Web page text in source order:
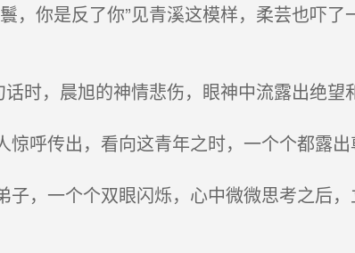
，你是反了你”见青溪这模样，柔芸也吓
时，晨旭的神情悲伤，眼神中流露出绝望
呼传出，看向这青年之时，一个个都露出
，一个个双眼闪烁，心中微微思考之后，